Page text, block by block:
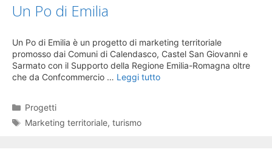
Un Po di Emilia
Un Po di Emilia è un progetto di marketing territoriale
promosso dai Comuni di Calendasco, Castel San Giovanni e
Sarmato con il Supporto della Regione Emilia-Romagna oltre
che da Confcommercio … Leggi tutto
Categorie
Progetti
Tag
Marketing territoriale,turismo